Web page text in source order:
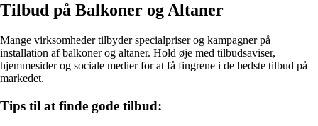
Tilbud på Balkoner og Altaner
Mange virksomheder tilbyder specialpriser og kampagner på
installation af balkoner og altaner. Hold øje med tilbudsaviser,
hjemmesider og sociale medier for at få fingrene i de bedste tilbud på
markedet.
Tips til at finde gode tilbud: